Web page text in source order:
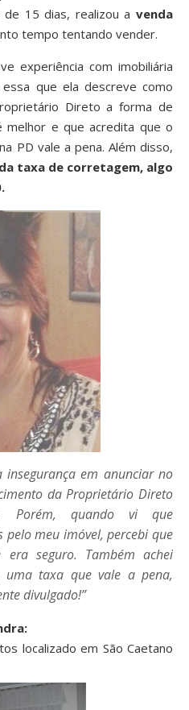
15 dias, realizou a venda
tempo tentando vender.
experiência com imobiliária
que ela descreve como
Direto a forma de
melhor e que acredita que o
PD vale a pena. Além disso,
taxa de corretagem, algo
insegurança em anunciar no
da Proprietário Direto
Porém, quando vi que
meu imóvel, percebi que
era seguro. Também achei
uma taxa que vale a pena,
divulgado!”
localizado em São Caetano